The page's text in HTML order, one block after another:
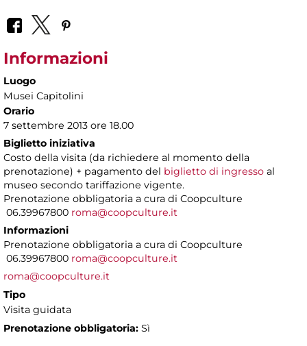
Informazioni
Luogo
Musei Capitolini
Orario
7 settembre 2013 ore 18.00
Biglietto iniziativa
Costo della visita (da richiedere al momento della
prenotazione) + pagamento del biglietto di ingresso al
museo secondo tariffazione vigente.
Prenotazione obbligatoria a cura di Coopculture
06.39967800 roma@coopculture.it
Informazioni
Prenotazione obbligatoria a cura di Coopculture
06.39967800 roma@coopculture.it
roma@coopculture.it
Tipo
Visita guidata
Prenotazione obbligatoria: Sì